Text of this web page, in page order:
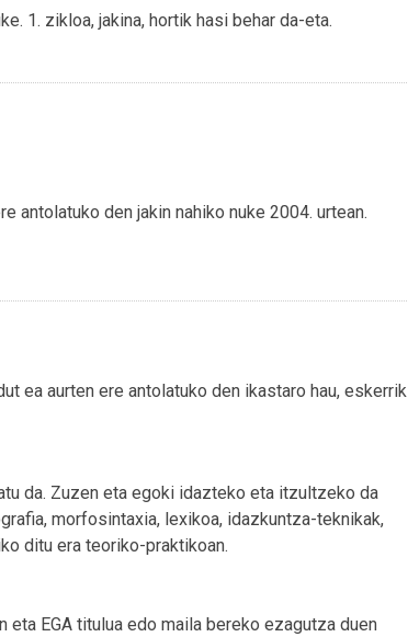
1. zikloa, jakina, hortik hasi behar da-eta.
antolatuko den jakin nahiko nuke 2004. urtean.
ea aurten ere antolatuko den ikastaro hau, eskerrik
da. Zuzen eta egoki idazteko eta itzultzeko da
morfosintaxia, lexikoa, idazkuntza-teknikak,
ditu era teoriko-praktikoan.
EGA titulua edo maila bereko ezagutza duen